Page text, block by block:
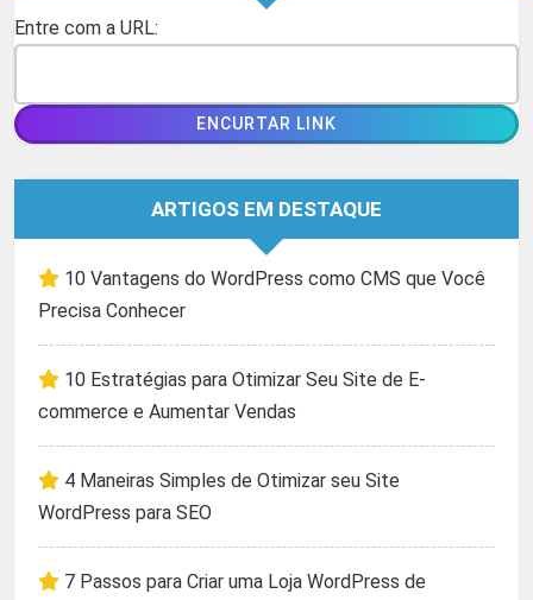
Entre com a URL:
ARTIGOS EM DESTAQUE
10 Vantagens do WordPress como CMS que Você
Precisa Conhecer
10 Estratégias para Otimizar Seu Site de E-
commerce e Aumentar Vendas
4 Maneiras Simples de Otimizar seu Site
WordPress para SEO
7 Passos para Criar uma Loja WordPress de